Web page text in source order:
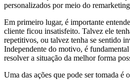
personalizados por meio do
Em primeiro lugar, é importante
cliente ficou insatisfeito. Talvez ele
repetitivos, ou talvez tenha se sentido
Independente do motivo, é
resolver a situação da melhor forma
Uma das ações que pode ser tomada é